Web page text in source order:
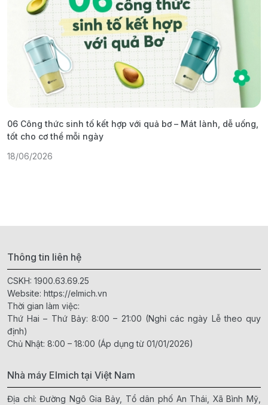
06 Công thức sinh tố kết hợp với quả bơ – Mát lành, dễ uống,
tốt cho cơ thể mỗi ngày
18/06/2026
Thông tin liên hệ
CSKH: 1900.63.69.25
Website: https://elmich.vn
Thời gian làm việc:
Thứ Hai – Thứ Bảy: 8:00 – 21:00 (Nghỉ các ngày Lễ theo quy
định)
Chủ Nhật: 8:00 – 18:00 (Áp dụng từ 01/01/2026)
Nhà máy Elmich tại Việt Nam
Địa chỉ: Đường Ngô Gia Bảy, Tổ dân phố An Thái, Xã Bình Mỹ,